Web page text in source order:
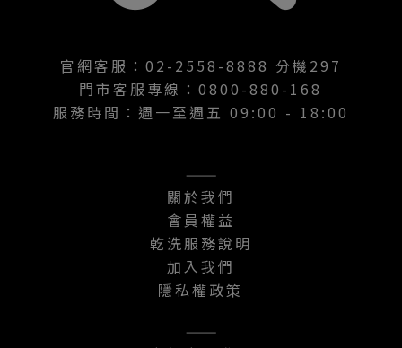
官網客服：02-2558-8888 分機297
門市客服專線：0800-880-168
服務時間：週一至週五 09:00 - 18:00
———
關於我們
會員權益
乾洗服務說明
加入我們
隱私權政策
———